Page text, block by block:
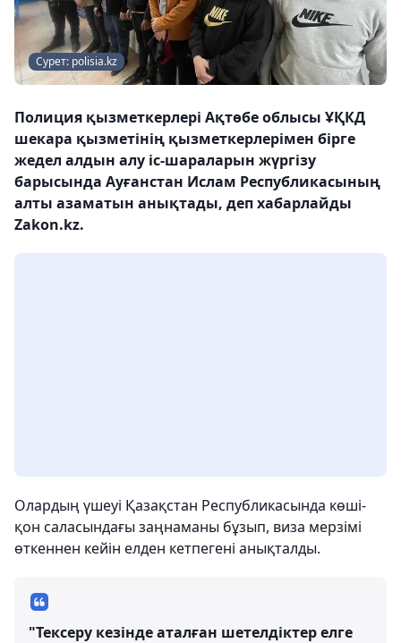
Сурет: polisia.kz
Полиция қызметкерлері Ақтөбе облысы ҰҚКД
шекара қызметінің қызметкерлерімен бірге
жедел алдын алу іс-шараларын жүргізу
барысында Ауғанстан Ислам Республикасының
алты азаматын анықтады, деп хабарлайды
Zakon.kz.
Олардың үшеуі Қазақстан Республикасында көші-
қон саласындағы заңнаманы бұзып, виза мерзімі
өткеннен кейін елден кетпегені анықталды.
"Тексеру кезінде аталған шетелдіктер елге